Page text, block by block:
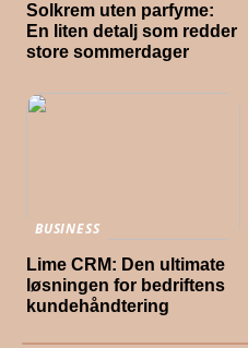
Solkrem uten parfyme:
En liten detalj som redder
store sommerdager
BUSINESS
Lime CRM: Den ultimate
løsningen for bedriftens
kundehåndtering